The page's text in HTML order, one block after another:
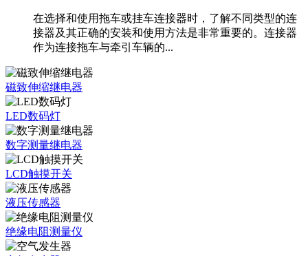
在选择和使用拖车或挂车连接器时，了解不同类型的连
接器及其正确的安装和使用方法是非常重要的。连接器
作为连接拖车与牵引车辆的...
磁致伸缩继电器
LED数码灯
数字测量继电器
LCD触摸开关
液压传感器
绝缘电阻测量仪